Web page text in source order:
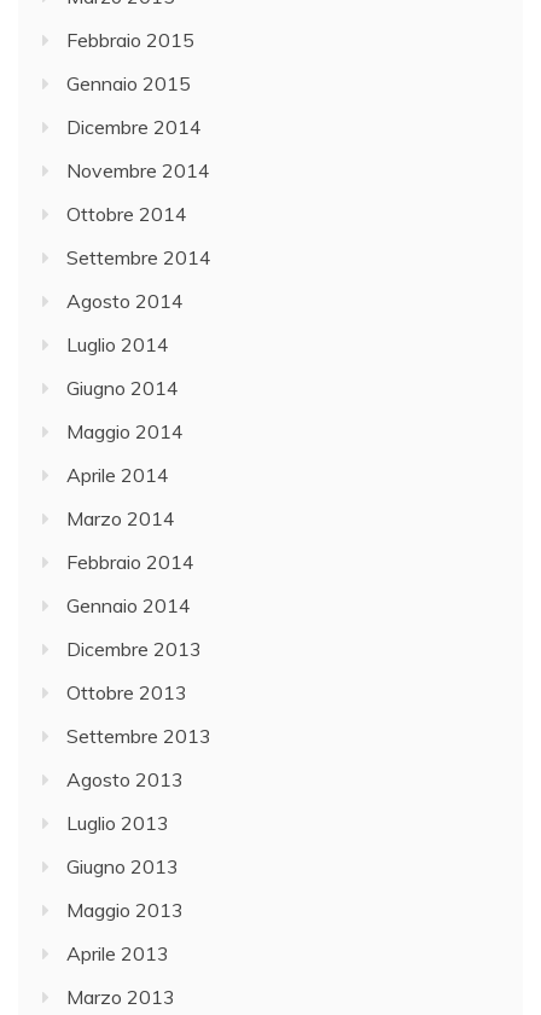
Febbraio 2015
Gennaio 2015
Dicembre 2014
Novembre 2014
Ottobre 2014
Settembre 2014
Agosto 2014
Luglio 2014
Giugno 2014
Maggio 2014
Aprile 2014
Marzo 2014
Febbraio 2014
Gennaio 2014
Dicembre 2013
Ottobre 2013
Settembre 2013
Agosto 2013
Luglio 2013
Giugno 2013
Maggio 2013
Aprile 2013
Marzo 2013